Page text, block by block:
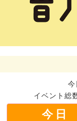
今
イベント総
今日